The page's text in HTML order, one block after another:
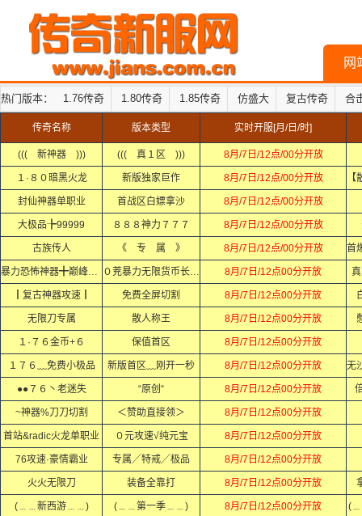
网
热门版本： 1.76传奇 1.80传奇 1.85传奇 仿盛大 复古传奇 合
传奇名称 版本类型 实时开服[月/日/时]
((( 新神器 ))) ((( 真１区 ))) 8月/7日/12点/00分开放
１·８０暗黑火龙 新版独家巨作 8月/7日/12点/00分开放
封仙神器单职业 首战区白嫖拿沙 8月/7日/12点/00分开放
大极品╊99999 ８８８神力７７７ 8月/7日/12点/00分开放
古族传人 《 专 属 》 8月/7日/12点/00分开放
暴力恐怖神器╋巅峰杀神 ０茺暴力无限货币长久爽 8月/7日/12点00分开放
┃复古神器攻速┃ 免费全屏切割 8月/7日/12点00分开放
无限刀专属 散人称王 8月/7日/12点00分开放
１·７６金币+６ 保值首区 8月/7日/12点00分开放
１７６﹏免费小极品 新版首区﹏刚开一秒 8月/7日/12点00分开放
●●７６丶老迷失 “原创“ 8月/7日/12点00分开放
~神器%刀刀切割 ＜赞助直接领＞ 8月/7日/12点00分开放
首站&radic火龙单职业 ０元攻速√纯元宝 8月/7日/12点00分开放
76攻速·豪情霸业 专属╱特戒╱极品 8月/7日/12点00分开放
火火无限刀 装备全靠打 8月/7日/12点00分开放
(﹍﹍新西游﹍﹍) (﹍﹍第一季﹍﹍) 8月/7日/12点00分开放